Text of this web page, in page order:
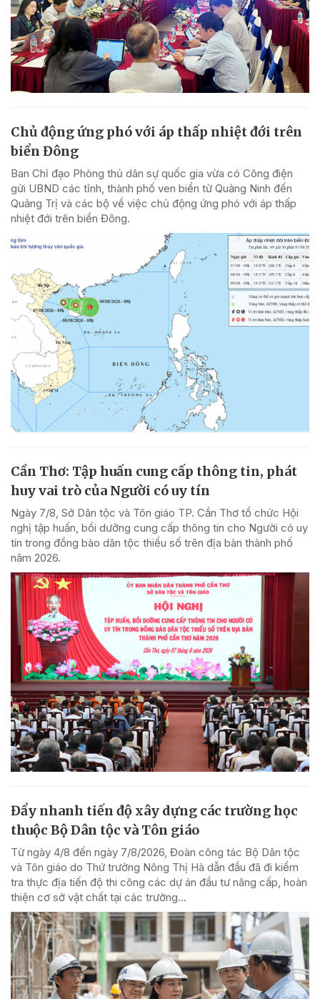
Chủ động ứng phó với áp thấp nhiệt đới trên
biển Đông
Ban Chỉ đạo Phòng thủ dân sự quốc gia vừa có Công điện
gửi UBND các tỉnh, thành phố ven biển từ Quảng Ninh đến
Quảng Trị và các bộ về việc chủ động ứng phó với áp thấp
nhiệt đới trên biển Đông.
Cần Thơ: Tập huấn cung cấp thông tin, phát
huy vai trò của Người có uy tín
Ngày 7/8, Sở Dân tộc và Tôn giáo TP. Cần Thơ tổ chức Hội
nghị tập huấn, bồi dưỡng cung cấp thông tin cho Người có uy
tín trong đồng bào dân tộc thiểu số trên địa bàn thành phố
năm 2026.
Đẩy nhanh tiến độ xây dựng các trường học
thuộc Bộ Dân tộc và Tôn giáo
Từ ngày 4/8 đến ngày 7/8/2026, Đoàn công tác Bộ Dân tộc
và Tôn giáo do Thứ trưởng Nông Thị Hà dẫn đầu đã đi kiểm
tra thực địa tiến độ thi công các dự án đầu tư nâng cấp, hoàn
thiện cơ sở vật chất tại các trường...